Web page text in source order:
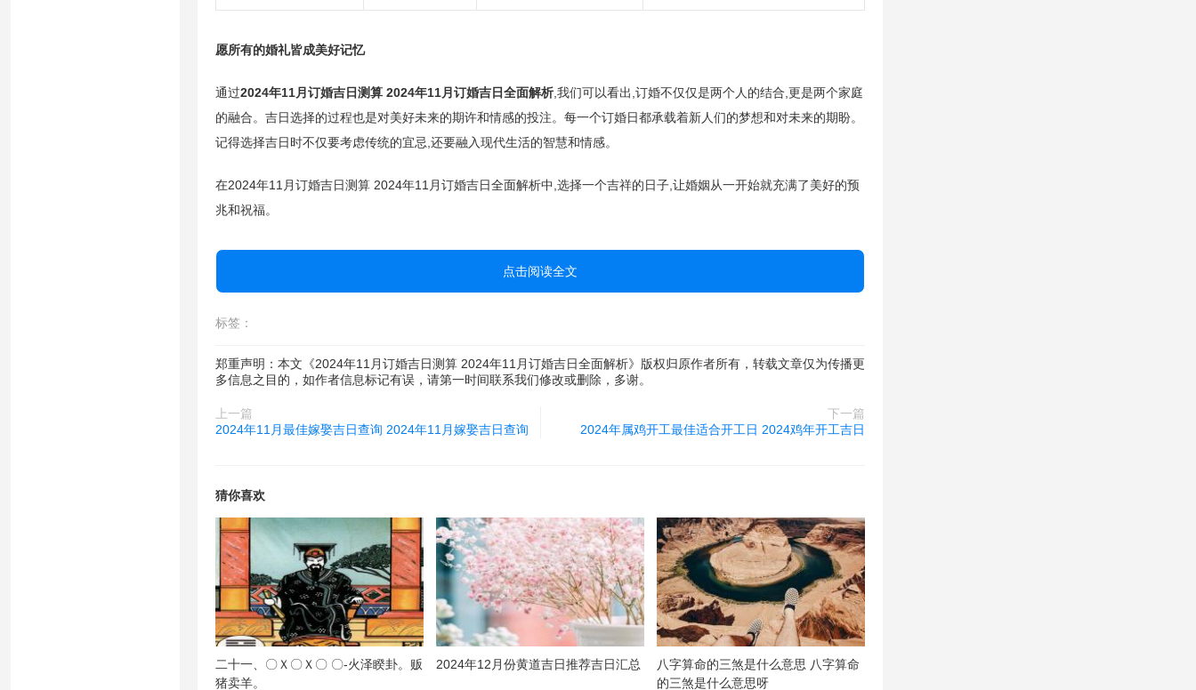
愿所有的婚礼皆成美好记忆
通过2024年11月订婚吉日测算 2024年11月订婚吉日全面解析 ,我们可以看出,订婚不仅仅是两个人的结合,更是两个家庭
的融合。吉日选择的过程也是对美好未来的期许和情感的投注。每一个订婚日都承载着新人们的梦想和对未来的期盼。
记得选择吉日时不仅要考虑传统的宜忌,还要融入现代生活的智慧和情感。
在2024年11月订婚吉日测算 2024年11月订婚吉日全面解析中,选择一个吉祥的日子,让婚姻从一开始就充满了美好的预
兆和祝福。
点击阅读全文
标签：
郑重声明：本文《2024年11月订婚吉日测算 2024年11月订婚吉日全面解析》版权归原作者所有，转载文章仅为传播更
多信息之目的，如作者信息标记有误，请第一时间联系我们修改或删除，多谢。
上一篇
2024年11月最佳嫁娶吉日查询 2024年11月嫁娶吉日查询
下一篇
2024年属鸡开工最佳适合开工日 2024鸡年开工吉日
猜你喜欢
二十一、〇Ｘ〇Ｘ〇 〇-火泽睽卦。贩
猪卖羊。
2024年12月份黄道吉日推荐吉日汇总
八字算命的三煞是什么意思 八字算命
的三煞是什么意思呀